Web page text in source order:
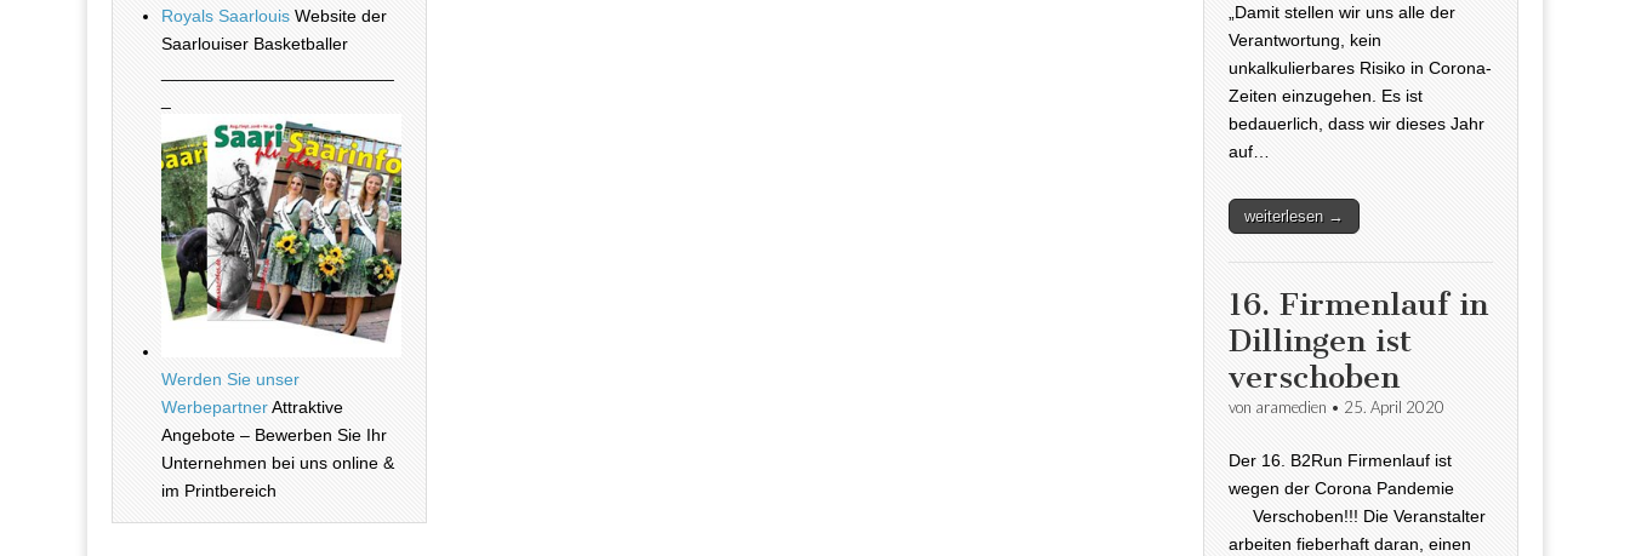
Royals Saarlouis Website der
Saarlouiser Basketballer
Werden Sie unser
WerbepartnerAttraktive
Angebote – Bewerben Sie Ihr
Unternehmen bei uns online &
im Printbereich
„Damit stellen wir uns alle der
Verantwortung, kein
unkalkulierbares Risiko in Corona-
Zeiten einzugehen. Es ist
bedauerlich, dass wir dieses Jahr
auf…
weiterlesen →
16. Firmenlauf in
Dillingen ist
verschoben
von aramedien • 25. April 2020
Der 16. B2Run Firmenlauf ist
wegen der Corona Pandemie
Verschoben!!! Die Veranstalter
arbeiten fieberhaft daran, einen